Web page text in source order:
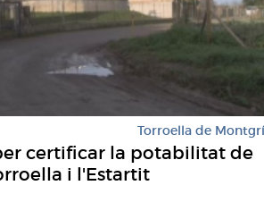
Torroella de Montgrí
certificar la potabilitat de
i l'Estartit